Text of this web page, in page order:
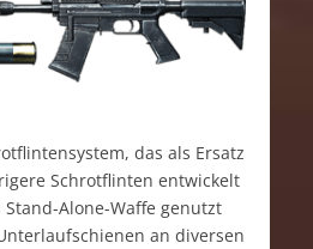
das als Ersatz
Schrotflinten entwickelt
Alone-Waffe genutzt
an diversen